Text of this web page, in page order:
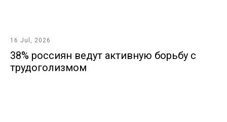
16 Jul, 2026
38% россиян ведут активную борьбу с
трудоголизмом